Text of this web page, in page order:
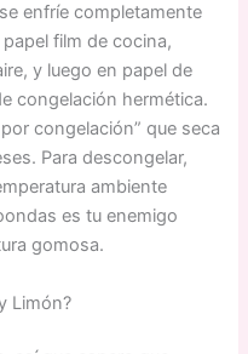
enfríe completamente
film de cocina,
y luego en papel de
congelación hermética.
congelación” que seca
Para descongelar,
ambiente
es tu enemigo
gomosa.
Limón?